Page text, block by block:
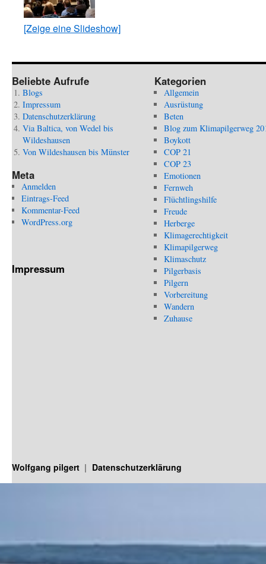
[Zeige eine Slideshow]
Beliebte Aufrufe
Blogs
Impressum
Datenschutzerklärung
Via Baltica, von Wedel bis
Wildeshausen
Von Wildeshausen bis Münster
Meta
Anmelden
Eintrags-Feed
Kommentar-Feed
WordPress.org
Impressum
Kategorien
Allgemein
Ausrüstung
Beten
Blog zum Klimapilgerweg
Boykott
COP 21
COP 23
Emotionen
Fernweh
Flüchtlingshilfe
Freude
Herberge
Klimagerechtigkeit
Klimapilgerweg
Klimaschutz
Pilgerbasis
Pilgern
Vorbereitung
Wandern
Zuhause
Wolfgang pilgert Datenschutzerklärung